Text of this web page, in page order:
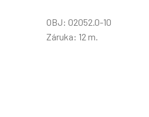
OBJ: 02052.0-10
Záruka: 12 m.